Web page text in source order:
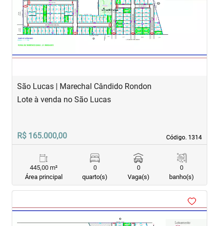
‹Previous
São Lucas | Marechal Cândido Rondon
Código. 1314
Código. 1314
Lote à venda no São Lucas
R$ 165.000,00
445,00 m²
Área principal
0
quarto(s)
0
Vaga(s)
0
banho(s)